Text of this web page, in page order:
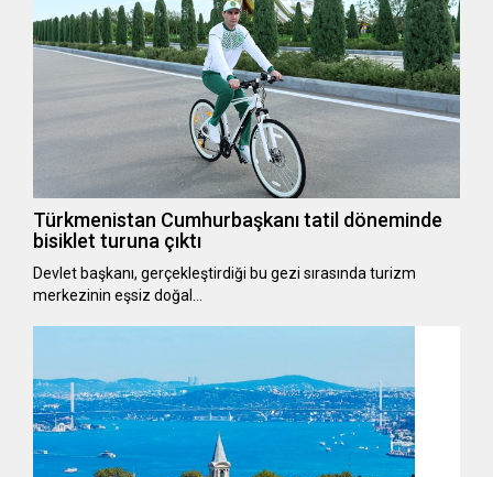
Türkmenistan Cumhurbaşkanı tatil döneminde
bisiklet turuna çıktı
Devlet başkanı, gerçekleştirdiği bu gezi sırasında turizm
merkezinin eşsiz doğal…